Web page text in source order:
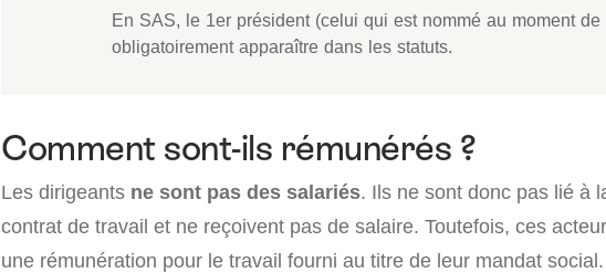
En SAS, le 1er président (celui qui est nommé au moment
obligatoirement apparaître dans les statuts.
Comment sont-ils rémunérés ?
Les dirigeants ne sont pas des salariés. Ils ne sont donc pas lié à
contrat de travail et ne reçoivent pas de salaire. Toutefois, ces
une rémunération pour le travail fourni au titre de leur mandat social.